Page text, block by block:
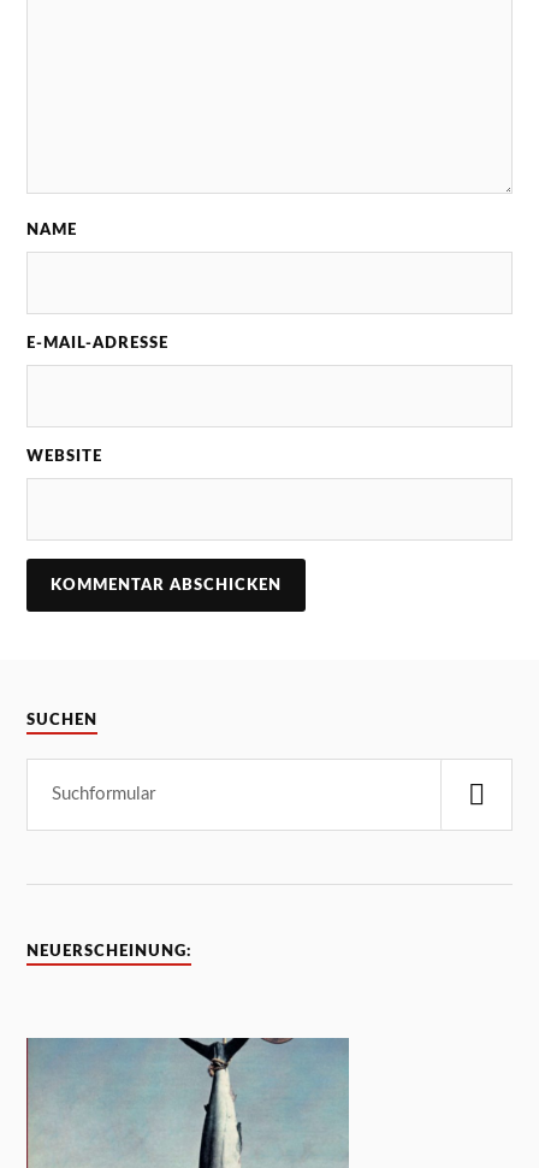
NAME
E-MAIL-ADRESSE
WEBSITE
SUCHEN
NEUERSCHEINUNG: